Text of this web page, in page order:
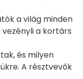
a világ minden
a kortárs
és milyen
A résztvevők